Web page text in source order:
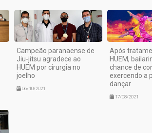
Campeão paranaense de
Jiu-jitsu agradece ao
HUEM por cirurgia no
joelho
06/10/2021
Após
HUEM,
chance de
exercendo a
dançar
17/08/2021